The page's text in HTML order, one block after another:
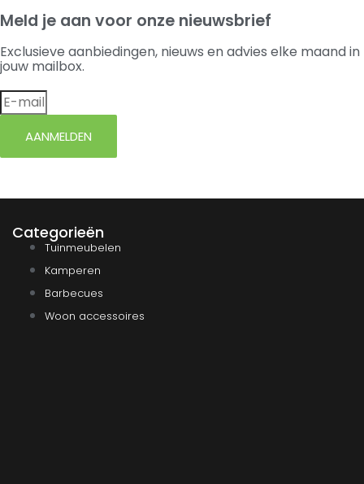
Meld je aan voor onze nieuwsbrief
Exclusieve aanbiedingen, nieuws en advies elke maand in
jouw mailbox.
AANMELDEN
Categorieën
Tuinmeubelen
Kamperen
Barbecues
Woon accessoires